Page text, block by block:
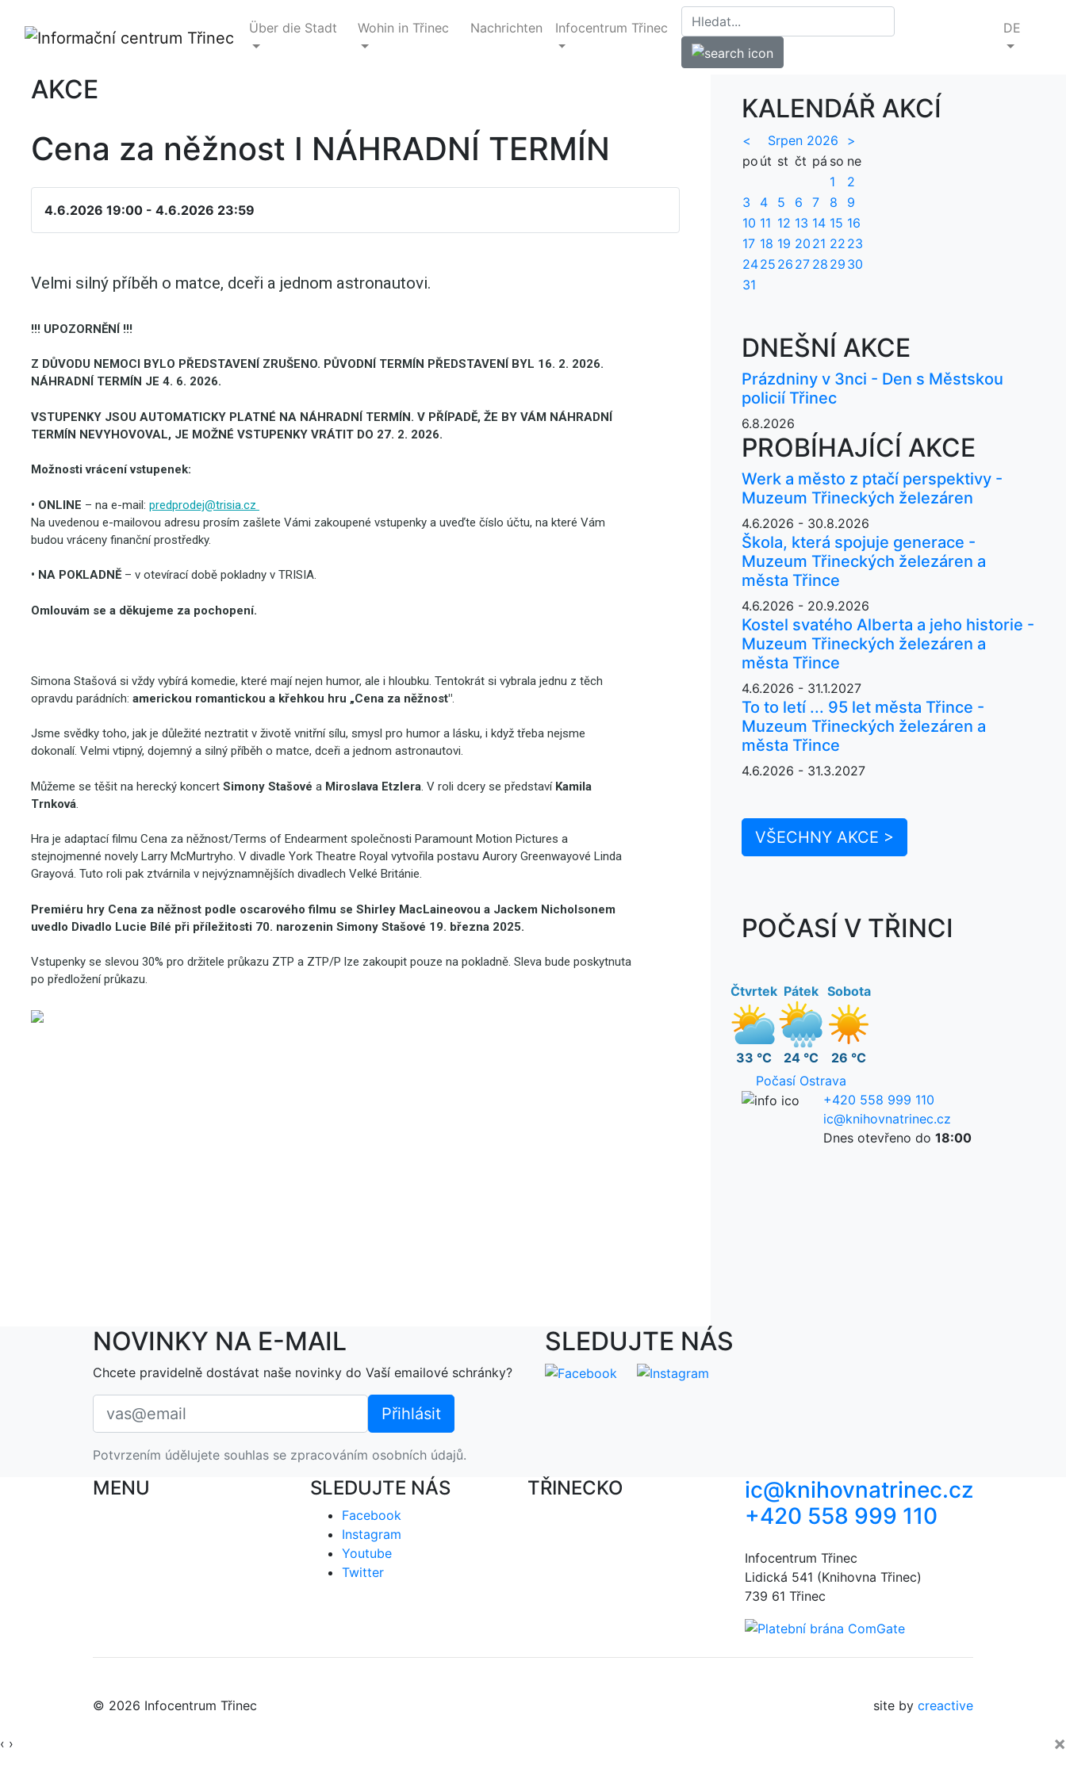
Über die Stadt Wohin in Třinec Nachrichten Infocentrum Třinec DE
AKCE
Cena za něžnost I NÁHRADNÍ TERMÍN
4.6.2026 19:00 - 4.6.2026 23:59
Velmi silný příběh o matce, dceři a jednom astronautovi.
!!! UPOZORNĚNÍ !!!
Z DŮVODU NEMOCI BYLO PŘEDSTAVENÍ ZRUŠENO. PŮVODNÍ TERMÍN PŘEDSTAVENÍ BYL 16. 2. 2026.
NÁHRADNÍ TERMÍN JE 4. 6. 2026.
VSTUPENKY JSOU AUTOMATICKY PLATNÉ NA NÁHRADNÍ TERMÍN. V PŘÍPADĚ, ŽE BY VÁM NÁHRADNÍ
TERMÍN NEVYHOVOVAL, JE MOŽNÉ VSTUPENKY VRÁTIT DO 27. 2. 2026.
Možnosti vrácení vstupenek:
• ONLINE – na e-mail: predprodej@trisia.cz
Na uvedenou e-mailovou adresu prosím zašlete Vámi zakoupené vstupenky a uveďte číslo účtu, na které Vám
budou vráceny finanční prostředky.
• NA POKLADNĚ – v otevírací době pokladny v TRISIA.
Omlouvám se a děkujeme za pochopení.
Simona Stašová si vždy vybírá komedie, které mají nejen humor, ale i hloubku. Tentokrát si vybrala jednu z těch
opravdu parádních: americkou romantickou a křehkou hru „Cena za něžnost".
Jsme svědky toho, jak je důležité neztratit v životě vnitřní sílu, smysl pro humor a lásku, i když třeba nejsme
dokonalí. Velmi vtipný, dojemný a silný příběh o matce, dceři a jednom astronautovi.
Můžeme se těšit na herecký koncert Simony Stašové a Miroslava Etzlera. V roli dcery se představí Kamila
Trnková.
Hra je adaptací filmu Cena za něžnost/Terms of Endearment společnosti Paramount Motion Pictures a
stejnojmenné novely Larry McMurtryho. V divadle York Theatre Royal vytvořila postavu Aurory Greenwayové Linda
Grayová. Tuto roli pak ztvárnila v nejvýznamnějších divadlech Velké Británie.
Premiéru hry Cena za něžnost podle oscarového filmu se Shirley MacLaineovou a Jackem Nicholsonem
uvedlo Divadlo Lucie Bílé při příležitosti 70. narozenin Simony Stašové 19. března 2025.
Vstupenky se slevou 30% pro držitele průkazu ZTP a ZTP/P lze zakoupit pouze na pokladně. Sleva bude poskytnuta
po předložení průkazu.
KALENDÁŘ AKCÍ
< Srpen 2026
>
po út st čt pá so ne
1
2
3
4 5 6 7 8
9
10 11 12 13 14 15 16
17 18 19 20 21 22 23
2425 26 27 28 29 30
31
DNEŠNÍ AKCE
Prázdniny v 3nci - Den s Městskou
policií Třinec
6.8.2026
PROBÍHAJÍCÍ AKCE
Werk a město z ptačí perspektivy -
Muzeum Třineckých železáren
4.6.2026 - 30.8.2026
Škola, která spojuje generace -
Muzeum Třineckých železáren a
města Třince
4.6.2026 - 20.9.2026
Kostel svatého Alberta a jeho historie -
Muzeum Třineckých železáren a
města Třince
4.6.2026 - 31.1.2027
To to letí ... 95 let města Třince -
Muzeum Třineckých železáren a
města Třince
4.6.2026 - 31.3.2027
VŠECHNY AKCE >
POČASÍ V TŘINCI
Čtvrtek
33 °C
Pátek
24 °C
Sobota
26 °C
Počasí Ostrava
+420 558 999 110
ic@knihovnatrinec.cz
Dnes otevřeno do 18:00
NOVINKY NA E-MAIL
Chcete pravidelně dostávat naše novinky do Vaší emailové schránky?
Potvrzením údělujete souhlas se zpracováním osobních údajů.
SLEDUJTE NÁS
MENU SLEDUJTE NÁS
Facebook
Instagram
Youtube
Twitter
TŘINECKO
ic@knihovnatrinec.cz
+420 558 999 110
Infocentrum Třinec
Lidická 541 (Knihovna Třinec)
739 61 Třinec
© 2026 Infocentrum Třinec site by creactive
‹ › ×